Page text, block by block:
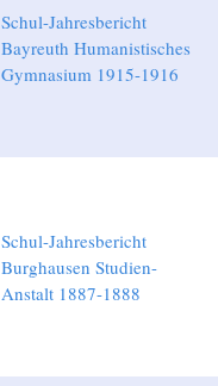
Schul-Jahresbericht
Bayreuth Humanistisches
Gymnasium 1915-1916
Schul-Jahresbericht
Burghausen Studien-
Anstalt 1887-1888